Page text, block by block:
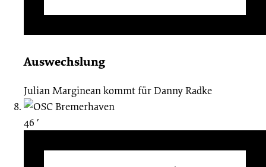
Auswechslung
Julian Margineankommt fürDanny Radke
46 ′